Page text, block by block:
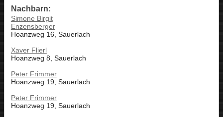
Nachbarn:
Simone Birgit
Enzensberger
Hoanzweg 16, Sauerlach
Xaver Flierl
Hoanzweg 8, Sauerlach
Peter Frimmer
Hoanzweg 19, Sauerlach
Peter Frimmer
Hoanzweg 19, Sauerlach